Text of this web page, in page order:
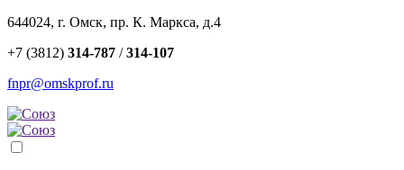
644024, г. Омск, пр. К. Маркса, д.4
+7 (3812) 314-787 /314-107
fnpr@omskprof.ru